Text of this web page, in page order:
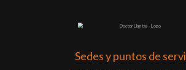
Sedes y puntos de